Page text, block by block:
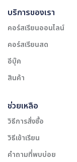
บริการของเรา
คอร์สเรียนออนไลน์
คอร์สเรียนสด
อีบุ๊ค
สินค้า
ช่วยเหลือ
วิธีการสั่งซื้อ
วิธีเข้าเรียน
คำถามที่พบบ่อย